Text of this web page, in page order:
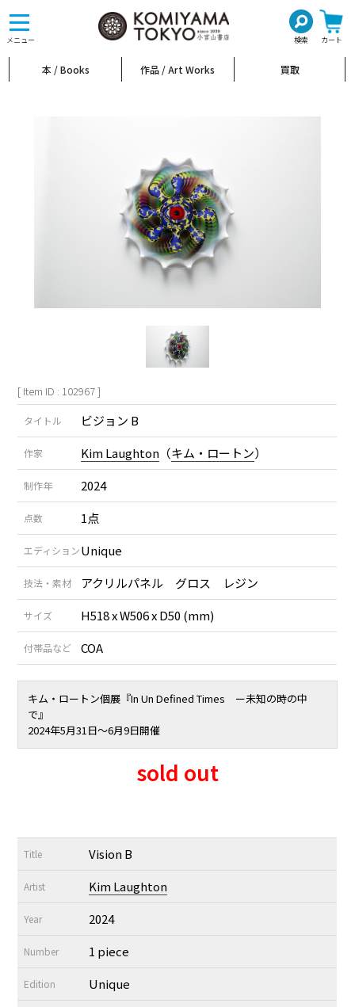
メニュー 検索 カート
toggle
navigation
本 / Books 作品 / Art Works 買取
[ Item ID : 102967 ]
タイトル ビジョン B
作家 Kim Laughton （キム・ロートン）
制作年 2024
点数 1点
エディションUnique
技法・素材 アクリルパネル グロス レジン
サイズ H518 x W506 x D50 (mm)
付帯品など COA
キム・ロートン個展『In Un Defined Times ー未知の時の中
で』
2024年5月31日〜6月9日開催
sold out
Title Vision B
Artist Kim Laughton
Year 2024
Number 1 piece
Edition Unique